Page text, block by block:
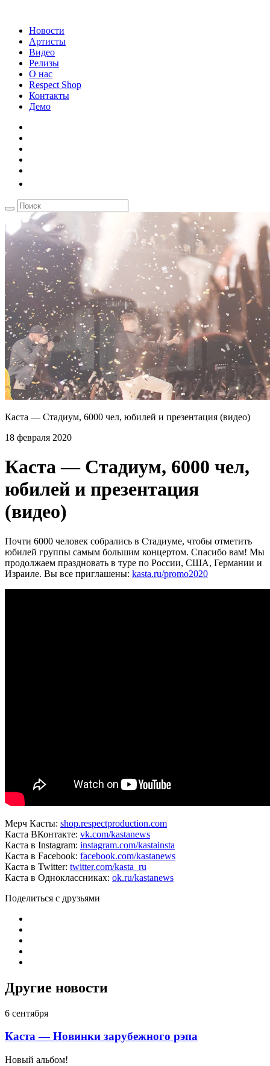
Новости
Артисты
Видео
Релизы
О нас
Respect Shop
Контакты
Демо
Каста — Стадиум, 6000 чел, юбилей и презентация (видео)
18 февраля 2020
Каста — Стадиум, 6000 чел,
юбилей и презентация
(видео)
Почти 6000 человек собрались в Стадиуме, чтобы отметить
юбилей группы самым большим концертом. Спасибо вам! Мы
продолжаем праздновать в туре по России, США, Германии и
Израиле. Вы все приглашены: kasta.ru/promo2020
Мерч Касты: shop.respectproduction.com
Каста ВКонтакте: vk.com/kastanews
Каста в Instagram: instagram.com/kastainsta
Каста в Facebook: facebook.com/kastanews
Каста в Twitter: twitter.com/kasta_ru
Каста в Одноклассниках: ok.ru/kastanews
Поделиться с друзьями
Другие новости
6 сентября
Каста — Новинки зарубежного рэпа
Новый альбом!